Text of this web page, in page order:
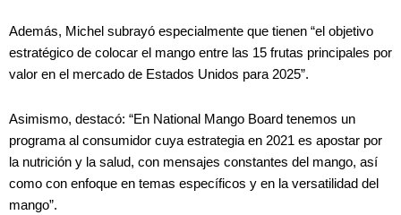
Además, Michel subrayó especialmente que tienen “el objetivo
estratégico de colocar el mango entre las 15 frutas principales por
valor en el mercado de Estados Unidos para 2025”.
Asimismo, destacó: “En National Mango Board tenemos un
programa al consumidor cuya estrategia en 2021 es apostar por
la nutrición y la salud, con mensajes constantes del mango, así
como con enfoque en temas específicos y en la versatilidad del
mango”.